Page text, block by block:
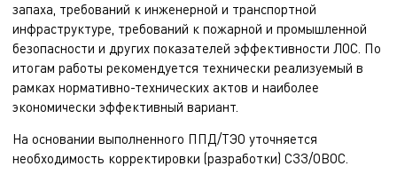
запаха, требований к инженерной и транспортной
инфраструктуре, требований к пожарной и промышленной
безопасности и других показателей эффективности ЛОС. По
итогам работы рекомендуется технически реализуемый в
рамках нормативно-технических актов и наиболее
экономически эффективный вариант.
На основании выполненного ППД/ТЭО уточняется
необходимость корректировки (разработки) СЗЗ/ОВОС.